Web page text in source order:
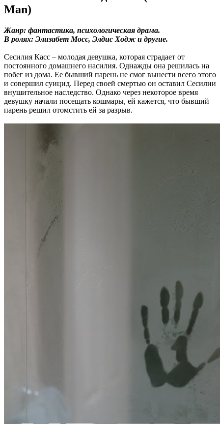
Man)
Жанр: фантастика, психологическая драма.
В ролях: Элизабет Мосс, Элдис Ходж и другие.
Сесилия Касс – молодая девушка, которая страдает от
постоянного домашнего насилия. Однажды она решилась на
побег из дома. Ее бывший парень не смог вынести всего этого
и совершил суицид. Перед своей смертью он оставил Сесилии
внушительное наследство. Однако через некоторое время
девушку начали посещать кошмары, ей кажется, что бывший
парень решил отомстить ей за разрыв.